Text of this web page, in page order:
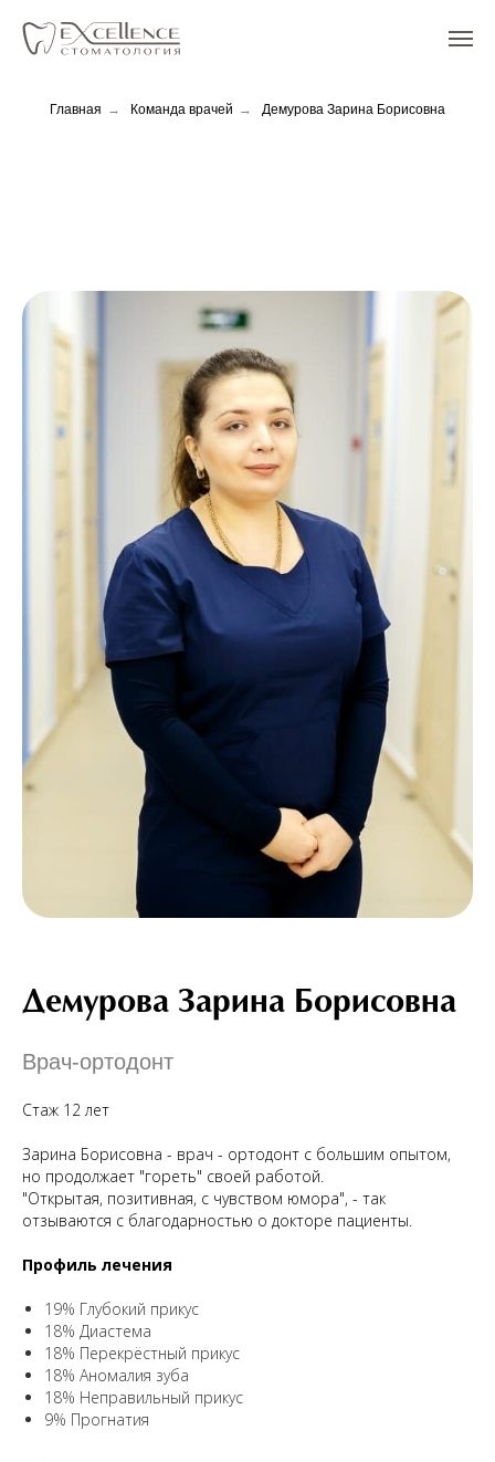
Главная → Команда врачей → Демурова Зарина Борисовна
Демурова Зарина Борисовна
Врач-ортодонт
Стаж 12 лет
Зарина Борисовна - врач - ортодонт с большим опытом,
но продолжает "гореть" своей работой.
"Открытая, позитивная, с чувством юмора", - так
отзываются с благодарностью о докторе пациенты.
Профиль лечения
19% Глубокий прикус
18% Диастема
18% Перекрёстный прикус
18% Аномалия зуба
18% Неправильный прикус
9% Прогнатия